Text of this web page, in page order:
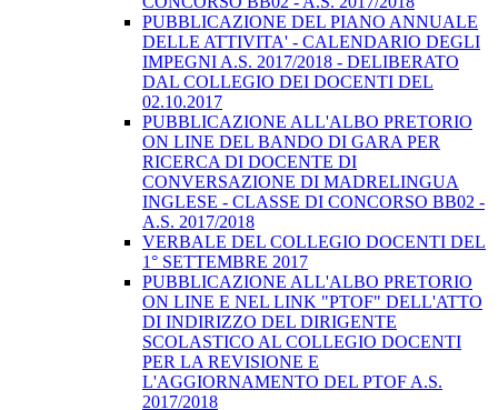
PUBBLICAZIONE DEL PIANO ANNUALE
DELLE ATTIVITA' - CALENDARIO DEGLI
IMPEGNI A.S. 2017/2018 - DELIBERATO
DAL COLLEGIO DEI DOCENTI DEL
02.10.2017
PUBBLICAZIONE ALL'ALBO PRETORIO
ON LINE DEL BANDO DI GARA PER
RICERCA DI DOCENTE DI
CONVERSAZIONE DI MADRELINGUA
INGLESE - CLASSE DI CONCORSO BB02 -
A.S. 2017/2018
VERBALE DEL COLLEGIO DOCENTI DEL
1° SETTEMBRE 2017
PUBBLICAZIONE ALL'ALBO PRETORIO
ON LINE E NEL LINK "PTOF" DELL'ATTO
DI INDIRIZZO DEL DIRIGENTE
SCOLASTICO AL COLLEGIO DOCENTI
PER LA REVISIONE E
L'AGGIORNAMENTO DEL PTOF A.S.
2017/2018